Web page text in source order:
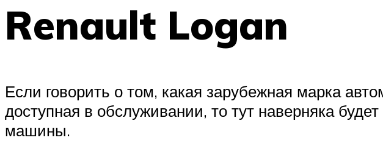
Renault Logan
Если говорить о том, какая зарубежная марка
доступная в обслуживании, то тут наверняка
машины.